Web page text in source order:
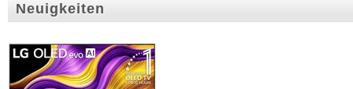
Neuigkeiten